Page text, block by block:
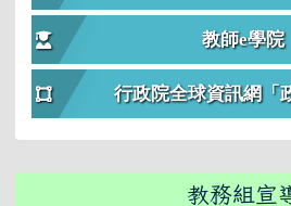
教師e學院
行政院全球資訊網「
教務組宣